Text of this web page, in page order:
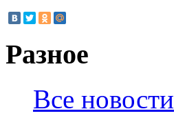
Разное
Все новости